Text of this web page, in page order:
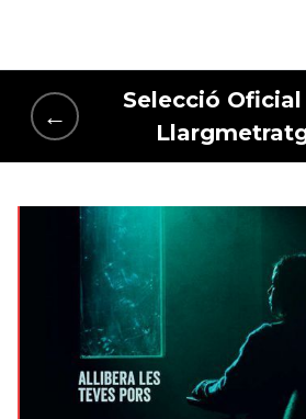
←
Selecció Oficial